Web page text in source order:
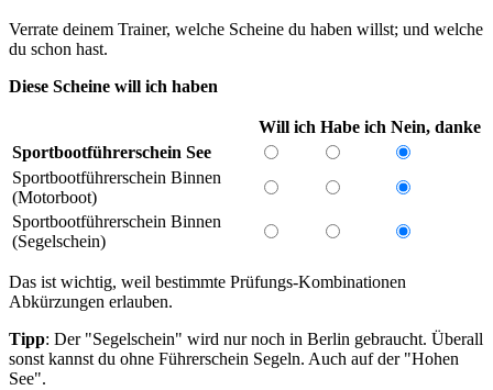
Verrate deinem Trainer, welche Scheine du haben willst; und welche
du schon hast.
Diese Scheine will ich haben
Will ich Habe ich Nein, danke
Sportbootführerschein See
Sportbootführerschein Binnen
(Motorboot)
Sportbootführerschein Binnen
(Segelschein)
Das ist wichtig, weil bestimmte Prüfungs-Kombinationen
Abkürzungen erlauben.
Tipp: Der "Segelschein" wird nur noch in Berlin gebraucht. Überall
sonst kannst du ohne Führerschein Segeln. Auch auf der "Hohen
See".